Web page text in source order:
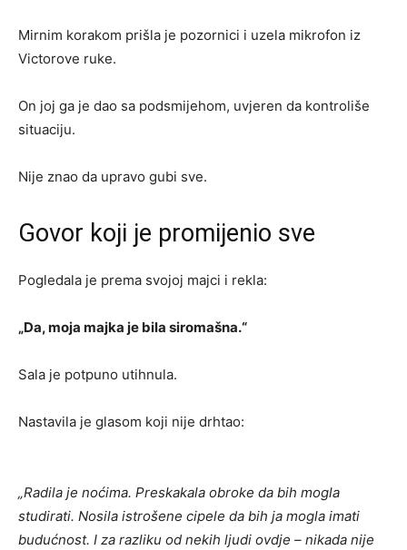
Mirnim korakom prišla je pozornici i uzela mikrofon iz
Victorove ruke.
On joj ga je dao sa podsmijehom, uvjeren da kontroliše
situaciju.
Nije znao da upravo gubi sve.
Govor koji je promijenio sve
Pogledala je prema svojoj majci i rekla:
„Da, moja majka je bila siromašna.“
Sala je potpuno utihnula.
Nastavila je glasom koji nije drhtao:
„Radila je noćima. Preskakala obroke da bih mogla
studirati. Nosila istrošene cipele da bih ja mogla imati
budućnost. I za razliku od nekih ljudi ovdje – nikada nije